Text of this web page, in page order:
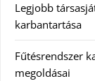
Legjobb
karbantartása
Fűtésrendszer
megoldásai